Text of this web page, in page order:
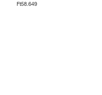
Ft58.649